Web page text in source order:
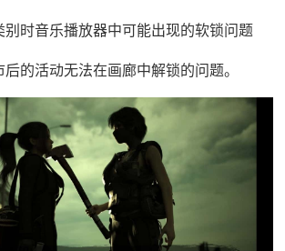
时音乐播放器中可能出现的软锁问题
的活动无法在画廊中解锁的问题。